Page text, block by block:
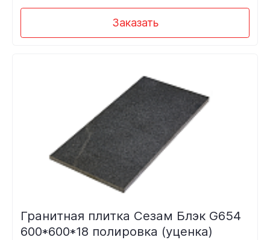
Заказать
Гранитная плитка Сезам Блэк G654
600*600*18 полировка (уценка)